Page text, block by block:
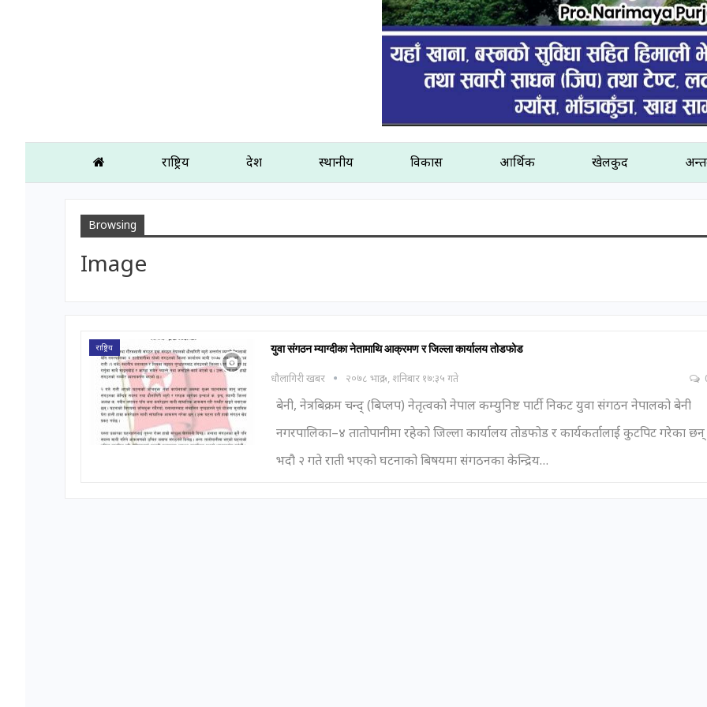
राष्ट्रिय प्रदेश स्थानीय विकास आर्थिक खेलकुद
Browsing
Image
राष्ट्रिय युवा संगठन म्याग्दीका नेतामाथि आक्रमण र जिल्ला कार्यालय तोडफोड
धौलागिरी खबर २०७८ भाद्र ५, शनिबार १७:३५ गते
बेनी, नेत्रबिक्रम चन्द् (बिप्लप) नेतृत्वको नेपाल कम्युनिष्ट पार्टी निकट युवा संगठन नेपालको बेनी
नगरपालिका–४ तातोपानीमा रहेको जिल्ला कार्यालय तोडफोड र कार्यकर्तालाई कुटपिट गरेका छन्
भदौ २ गते राती भएको घटनाको बिषयमा संगठनका केन्द्रिय…